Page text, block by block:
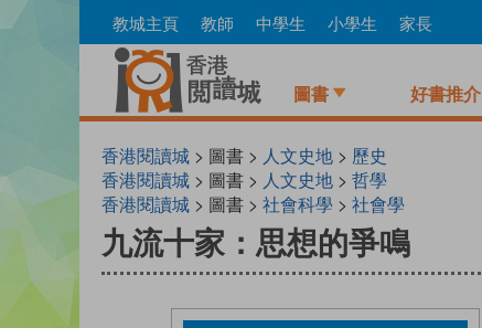
to
教城主頁 教師 中學生 小學生 家長
圖書 好書推介
香港閱讀城 > 圖書 > 人文史地 > 歷史
香港閱讀城 > 圖書 > 人文史地 > 哲學
香港閱讀城 > 圖書 > 社會科學 > 社會學
九流十家：思想的爭鳴